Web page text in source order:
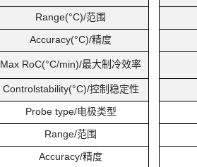
Range(°C)/范围
Accuracy(°C)/精度
Max RoC(°C/min)/最大制冷效率
Controlstability(°C)/控制稳定性
Probe type/电极类型
Range/范围
Accuracy/精度